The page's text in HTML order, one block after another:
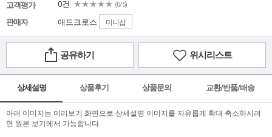
고객평가 0건 ★★★★★ (0/5)
판매자 애드크로스 미니샵
공유하기 위시리스트
상세설명 상품후기 상품문의 교환/반품/배송
아래 이미지는 미리보기 화면으로 상세설명 이미지를 자유롭게 확대 축소하시려
면 원본 보기에서 가능합니다.